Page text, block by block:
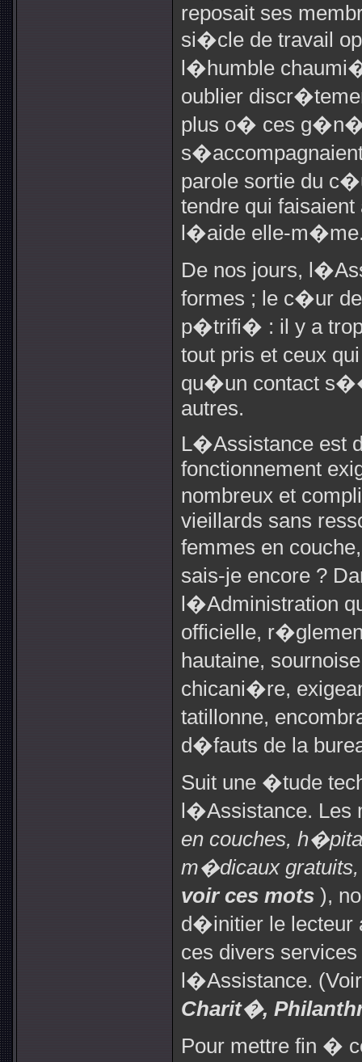
reposait ses
si�cle de travail
l�humble
oublier
plus o� ces
parole sortie du
tendre qui
l�aide elle-
De nos jours,
formes ; le c�ur
p�trifi� : il y a trop
tout pris et ceux
qu�un contact
autres.
L�Assistance est
fonctionnement
nombreux et
vieillards sans
femmes en
sais-je encore ?
l�Administration
officielle,
hautaine,
chicani�re,
tatillonne,
d�fauts de la
Suit une �tude
l�Assistance. Les
en couches,
m�dicaux
voir ces mots ),
d�initier le lecteur
ces divers
l�Assistance.
Charit�,
Pour mettre fin �